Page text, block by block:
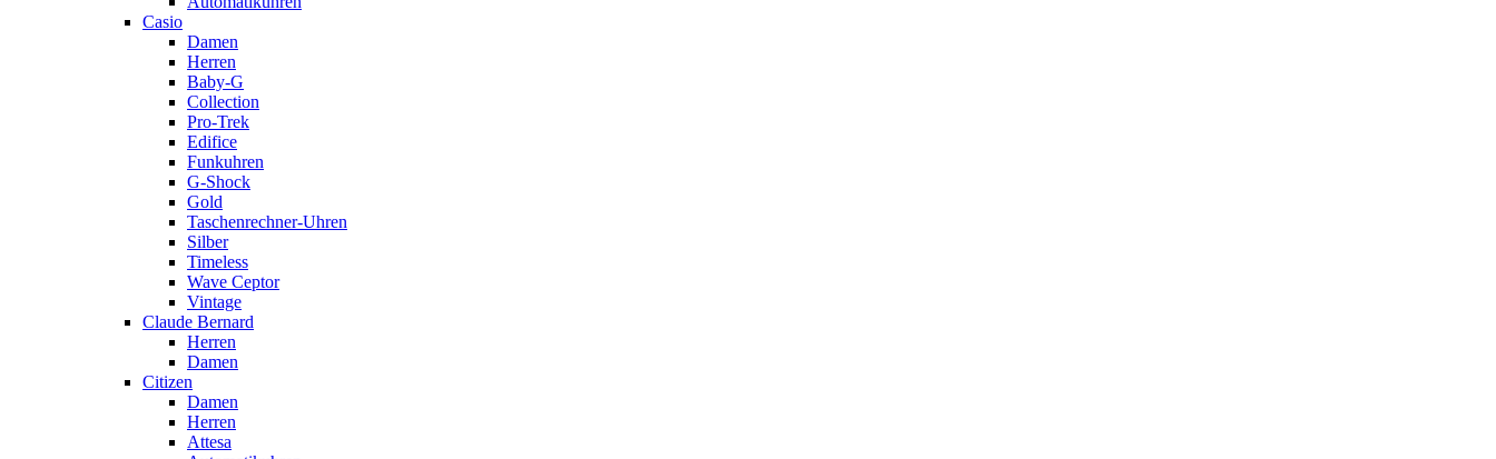
Casio
Damen
Herren
Baby-G
Collection
Pro-Trek
Edifice
Funkuhren
G-Shock
Gold
Taschenrechner-Uhren
Silber
Timeless
Wave Ceptor
Vintage
Claude Bernard
Herren
Damen
Citizen
Damen
Herren
Attesa